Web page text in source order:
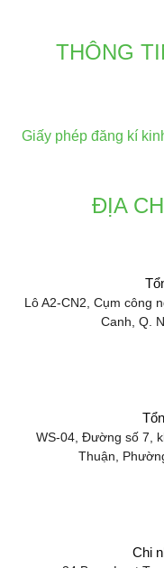
THÔNG
Giấy phép đăng kí
ĐỊA
Lô A2-CN2, Cụm công
Canh, Q.
WS-04, Đường số 7,
Thuận,
Chi